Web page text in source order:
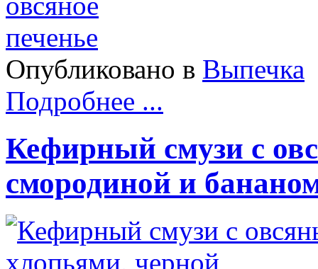
Опубликовано в Выпечка
Подробнее ...
Кефирный смузи с
смородиной и